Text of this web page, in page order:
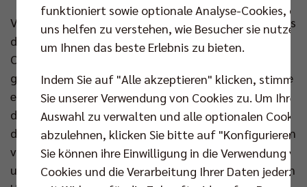
Viele deutsche Anhänger und bekannte Gesichter aus
der Volleyball Bundesliga sahen am Dienstag live vor
Ort die spannende Aufholjagd der DVV-Auswahl
gegen die USA. Trotz der Leistungssteigerung reichte
es – anders als drei Tage zuvor gegen Japan –
diesmal nicht ganz zum Sieg. Dennoch begeisterte
das Team von Bundestrainer Michal Winiarski mit den
vier BR Volleys Akteuren im Kader ein weiteres Mal
und hat beim olympischen Turnier alles in der eigenen
funktioniert sowie optionale Analyse-Cookies, die
uns helfen zu verstehen, wie Besucher sie nutzen,
um Ihnen das beste Erlebnis zu bieten.
Indem Sie auf "Alle akzeptieren" klicken, stimmen
Sie unserer Verwendung von Cookies zu. Um Ihre
Auswahl zu verwalten und alle optionalen Cookies
abzulehnen, klicken Sie bitte auf "Konfigurieren".
Sie können ihre Einwilligung in die Verwendung
Cookies und die Verarbeitung Ihrer Daten